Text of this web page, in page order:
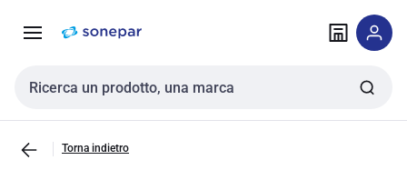
navigazione alla
Cerca input
Torna indietro